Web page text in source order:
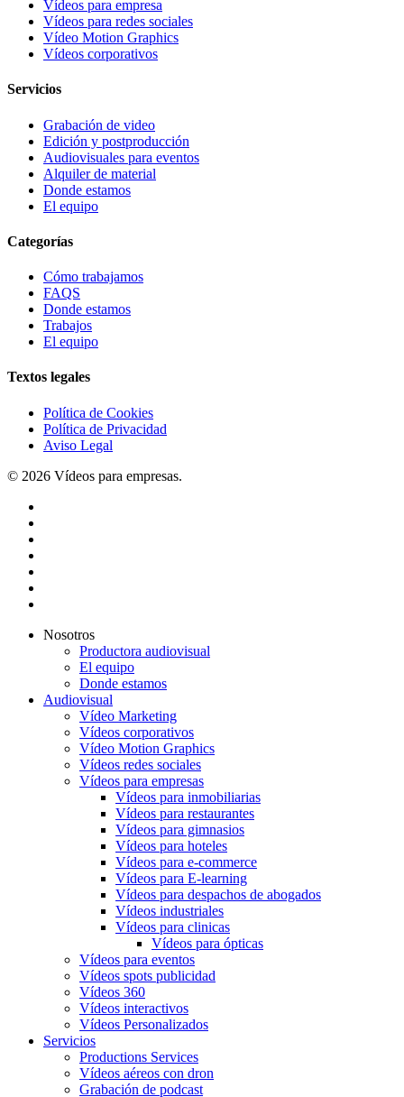
Vídeos para empresa
Vídeos para redes sociales
Vídeo Motion Graphics
Vídeos corporativos
Servicios
Grabación de video
Edición y postproducción
Audiovisuales para eventos
Alquiler de material
Donde estamos
El equipo
Categorías
Cómo trabajamos
FAQS
Donde estamos
Trabajos
El equipo
Textos legales
Política de Cookies
Política de Privacidad
Aviso Legal
© 2026 Vídeos para empresas.
Close
Nosotros
Productora audiovisual
El equipo
Donde estamos
Audiovisual
Vídeo Marketing
Vídeos corporativos
Vídeo Motion Graphics
Vídeos redes sociales
Vídeos para empresas
Vídeos para inmobiliarias
Vídeos para restaurantes
Vídeos para gimnasios
Vídeos para hoteles
Vídeos para e-commerce
Vídeos para E-learning
Vídeos para despachos de abogados
Vídeos industriales
Vídeos para clinicas
Vídeos para ópticas
Vídeos para eventos
Vídeos spots publicidad
Vídeos 360
Vídeos interactivos
Vídeos Personalizados
Servicios
Productions Services
Vídeos aéreos con dron
Grabación de podcast